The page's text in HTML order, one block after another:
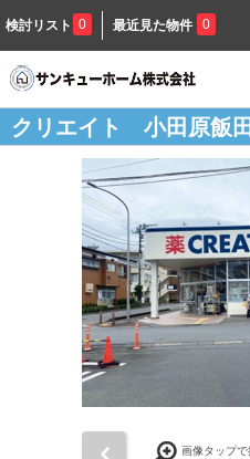
検討リスト 0 最近見た物件 0
クリエイト 小田原飯
画像タップで